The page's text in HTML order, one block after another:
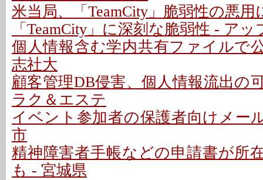
米当局、「TeamCity」脆弱性の悪用
「TeamCity」に深刻な脆弱性 - ア
個人情報含む学内共有ファイルで
志社大
顧客管理DB侵害、個人情報流出の
ラク＆エステ
イベント参加者の保護者向けメー
市
精神障害者手帳などの申請書が所
も - 宮城県